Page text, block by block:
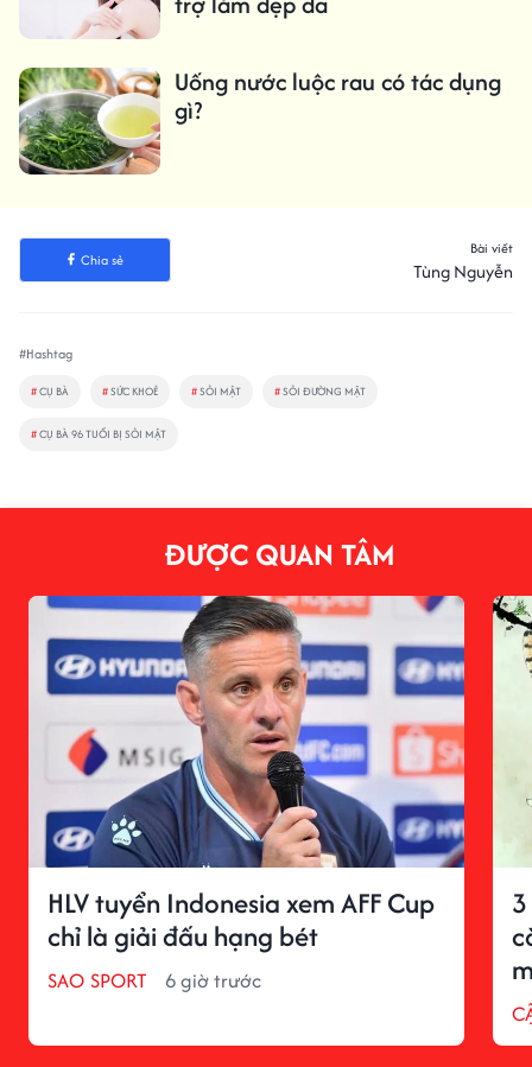
Uống nước luộc rau có tác dụng
gì?
Chia sẻ
Bài viết
Tùng Nguyễn
#Hashtag
#CỤ BÀ #SỨC KHOẺ #SỎI MẬT #SỎI ĐƯỜNG MẬT
#CỤ BÀ 96 TUỔI BỊ SỎI MẬT
ĐƯỢC QUAN TÂM
HLV tuyển Indonesia xem AFF Cup
chỉ là giải đấu hạng bét
SAO SPORT 6 giờ trước